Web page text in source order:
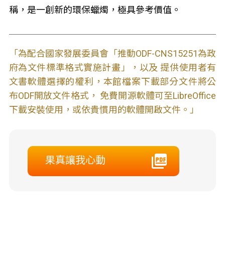
稱，是一創新的環保蠟燭，極具參考價值。
「為配合國家發展委員會「推動ODF-CNS15251為政
府為文件標準格式實施計畫」，以及 提供使用者有
文書軟體選擇的權利，本館檔案下載部分文件將公
布ODF開放文件格式， 免費開源軟體可至LibreOffice
下載安裝使用，或依貴慣用的軟體開啟文件。」
果真讓我心動